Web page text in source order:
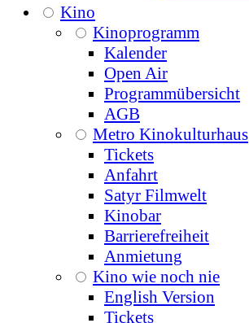
Kino
Kinoprogramm
Kalender
Open Air
Programmübersicht
AGB
Metro Kinokulturhaus
Tickets
Anfahrt
Satyr Filmwelt
Kinobar
Barrierefreiheit
Anmietung
Kino wie noch nie
English Version
Tickets